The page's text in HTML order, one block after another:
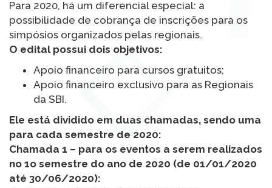
Para 2020, há um diferencial especial: a
possibilidade de cobrança de inscrições para os
simpósios organizados pelas regionais.
O edital possui dois objetivos:
Apoio financeiro para cursos gratuitos;
Apoio financeiro exclusivo para as Regionais
da SBI.
Ele está dividido em duas chamadas, sendo uma
para cada semestre de 2020:
Chamada 1 – para os eventos a serem realizados
no 1o semestre do ano de 2020 (de 01/01/2020
até 30/06/2020):